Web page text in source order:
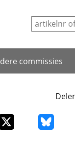
commissies
dit item op X
Deel dit